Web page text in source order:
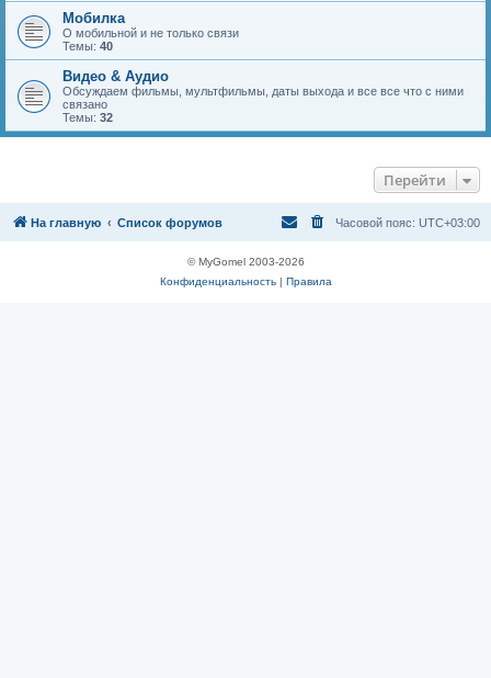
Мобилка
О мобильной и не только связи
Темы: 40
Видео & Аудио
Обсуждаем фильмы, мультфильмы, даты выхода и все все что с ними
связано
Темы: 32
Перейти
На главную Список форумов Часовой пояс: UTC+03:00
© MyGomel 2003-2026
Конфиденциальность| Правила